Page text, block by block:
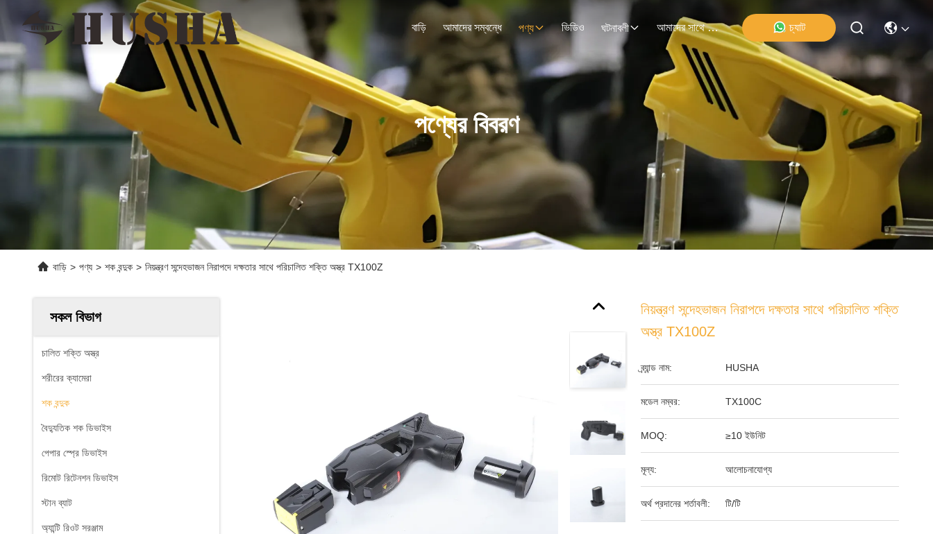
বাড়ি আমাদের সম্বন্ধে পণ্য ভিডিও ঘটনাবলী আমাদের সাথে যোগাযোগ চ্যাট
পণ্যের বিবরণ
বাড়ি > পণ্য > শক বন্দুক > নিয়ন্ত্রণ সন্দেহভাজন নিরাপদে দক্ষতার সাথে পরিচালিত শক্তি অস্ত্র TX100Z
সকল বিভাগ
চালিত শক্তি অস্ত্র
শরীরের ক্যামেরা
শক বন্দুক
বৈদ্যুতিক শক ডিভাইস
পেপার স্প্রে ডিভাইস
রিমোট রিটেনশন ডিভাইস
স্টান ব্যাট
অ্যান্টি রিওট সরঞ্জাম
নিয়ন্ত্রণ সন্দেহভাজন নিরাপদে দক্ষতার সাথে পরিচালিত শক্তি
অস্ত্র TX100Z
ব্র্যান্ড নাম: HUSHA
মডেল নম্বর: TX100C
MOQ: ≥10 ইউনিট
মূল্য: আলোচনাযোগ্য
অর্থ প্রদানের শর্তাবলী: টি/টি